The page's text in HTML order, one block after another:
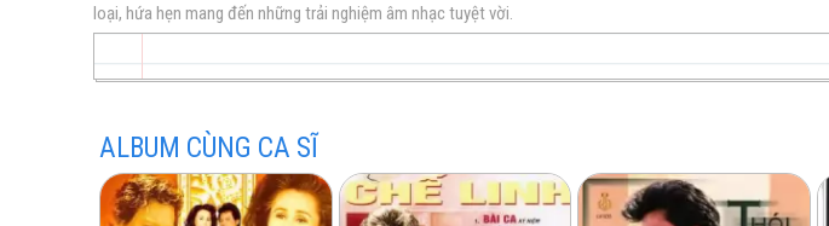
vàng
trữ
Mưa buồn tỉnh lẻ (trước 1975)
Hoa mười giờ (trước 1975)
Buồn nào hơn (trước 1975)
loại, hứa hẹn mang đến những trải nghiệm âm nhạc tuyệt vời.
ALBUM CÙNG CA SĨ